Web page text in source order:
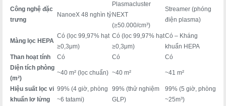
Công nghệ đặc
trưng
NanoeX 48 nghìn tỷ
Plasmacluster
NEXT
(≥50.000/cm³)
Streamer (phóng
điện plasma)
Màng lọc HEPA
Có (lọc 99,97% hạt
≥0,3μm)
Có (lọc 99,97% hạt
≥0,3μm)
Có – Kháng
khuẩn HEPA
Than hoạt tính
Có Có
Có
Diện tích phòng
(m²)
~40 m² (lọc chuẩn) ~40 m² ~41 m²
Hiệu suất lọc vi
khuẩn lơ lửng
99% (4 giờ, phòng
~6 tatami)
99% (thử nghiệm
GLP)
99% (5 giờ, phòng
~25m³)